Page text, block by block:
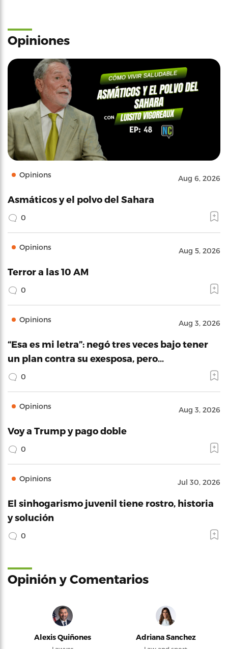
Opiniones
Opinions Aug 6, 2026
Asmáticos y el polvo del Sahara
0
Opinions Aug 5, 2026
Terror a las 10 AM
0
Opinions Aug 3, 2026
“Esa es mi letra”: negó tres veces bajo tener
un plan contra su exesposa, pero…
0
Opinions Aug 3, 2026
Voy a Trump y pago doble
0
Opinions Jul 30, 2026
El sinhogarismo juvenil tiene rostro, historia
y solución
0
Opinión y Comentarios
Alexis Quiñones Adriana Sanchez